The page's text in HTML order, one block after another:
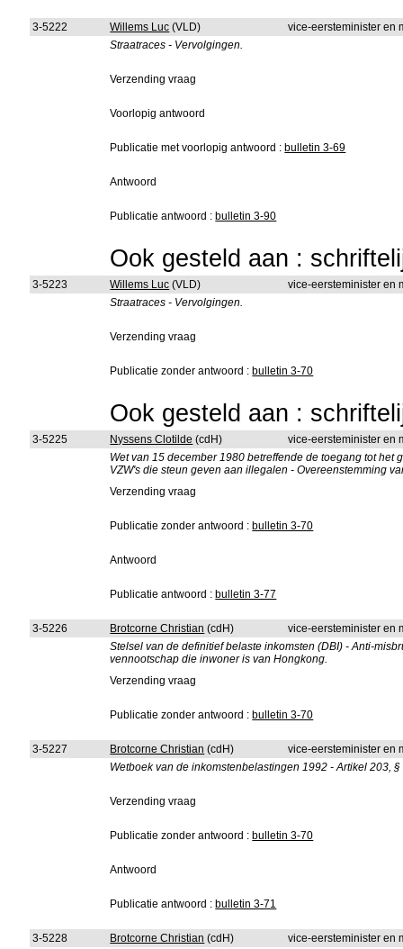
3-5222 Willems Luc (VLD)
vice-eersteminister en
Straatraces - Vervolgingen.
Verzending vraag
Voorlopig antwoord
Publicatie met voorlopig antwoord : bulletin 3-69
Antwoord
Publicatie antwoord : bulletin 3-90
Ook gesteld aan :
3-5223 Willems Luc (VLD)
vice-eersteminister en
Straatraces - Vervolgingen.
Verzending vraag
Publicatie zonder antwoord : bulletin 3-70
Ook gesteld aan :
3-5225 Nyssens Clotilde (cdH)
vice-eersteminister en
Wet van 15 december 1980 betreffende de toegang tot
VZW's die steun geven aan illegalen - Overeenstemming
Verzending vraag
Publicatie zonder antwoord : bulletin 3-70
Antwoord
Publicatie antwoord : bulletin 3-77
3-5226 Brotcorne Christian (cdH)
vice-eersteminister en
Stelsel van de definitief belaste inkomsten (DBI) - Anti-
vennootschap die inwoner is van Hongkong.
Verzending vraag
Publicatie zonder antwoord : bulletin 3-70
3-5227 Brotcorne Christian (cdH)
vice-eersteminister en
Wetboek van de inkomstenbelastingen 1992 - Artikel 203,
Verzending vraag
Publicatie zonder antwoord : bulletin 3-70
Antwoord
Publicatie antwoord : bulletin 3-71
3-5228 Brotcorne Christian (cdH)
vice-eersteminister en